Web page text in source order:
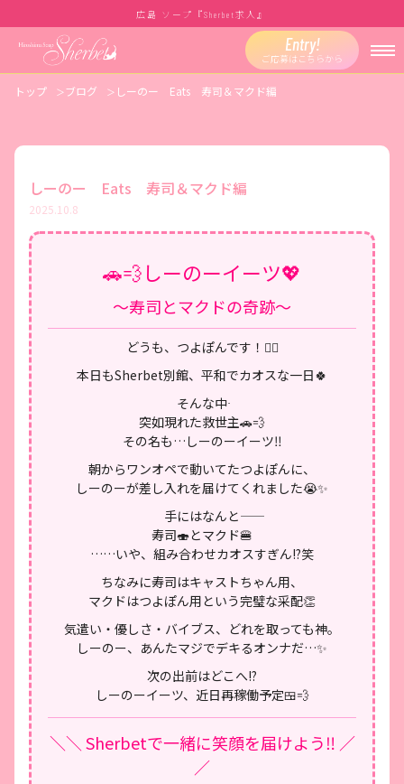
広島 ソープ『Sherbet求人』
Entry!
ご応募はこちらから
トップ ブログ しーのー Eats 寿司＆マクド編
しーのー Eats 寿司＆マクド編
2025.10.8
🚗💨しーのーイーツ💖
〜寿司とマクドの奇跡〜
どうも、つよぽんです！ 🙋‍♂️
本日もSherbet別館、平和でカオスな一日🍀
そんな中――
突如現れた救世主🚗💨
その名も… しーのーイーツ‼️
朝からワンオペで動いてたつよぽんに、
しーのーが差し入れを届けてくれました😭✨
手にはなんと――
寿司🍣とマクド🍔
……いや、組み合わせカオスすぎん!?笑
ちなみに寿司はキャストちゃん用、
マクドはつよぽん用という完璧な采配👏
気遣い・優しさ・バイブス、どれを取っても神。
しーのー、あんたマジでデキるオンナだ…✨
次の出前はどこへ!?
しーのーイーツ、近日再稼働予定🍱💨
＼＼ Sherbetで一緒に笑顔を届けよう‼️ ／
／